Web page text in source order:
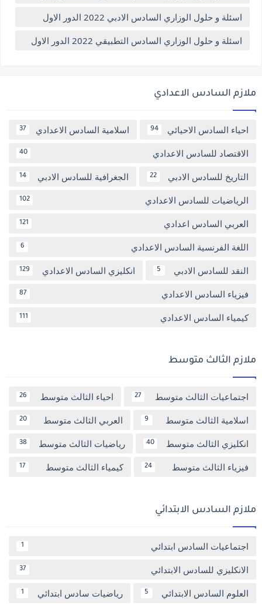
اسئلة و حلول الوزاري السادس الادبي 2022 الدور الاول
اسئلة و حلول الوزاري السادس التطبيقي 2022 الدور الاول
ملازم السادس الاعدادي
احياء السادس الاحيائي 94 اسلامية السادس الاعدادي 37
الاقتصاد للسادس الاعدادي 40
التاريخ للسادس الادبي 22 الجغرافية للسادس الادبي 14
الرياضيات للسادس الاعدادي 102
العربي السادس اعدادي 121
اللغة الفرنسية السادس الاعدادي 6
النقد للسادس الادبي 5 انكليزي السادس الاعدادي 129
فيزياء السادس الاعدادي 87
كيمياء السادس الاعدادي 111
ملازم الثالث متوسط
اجتماعيات الثالث متوسط 27 احياء الثالث متوسط 26
اسلامية الثالث متوسط 9 العربي الثالث متوسط 20
انكليزي الثالث متوسط 40 رياضيات الثالث متوسط 38
فيزياء الثالث متوسط 24 كيمياء الثالث متوسط 17
ملازم السادس الابتدائي
اجتماعيات السادس ابتدائي 1
الانكليزي للسادس الابتدائي 37
العلوم السادس الابتدائي 5 رياضيات سادس ابتدائي 1